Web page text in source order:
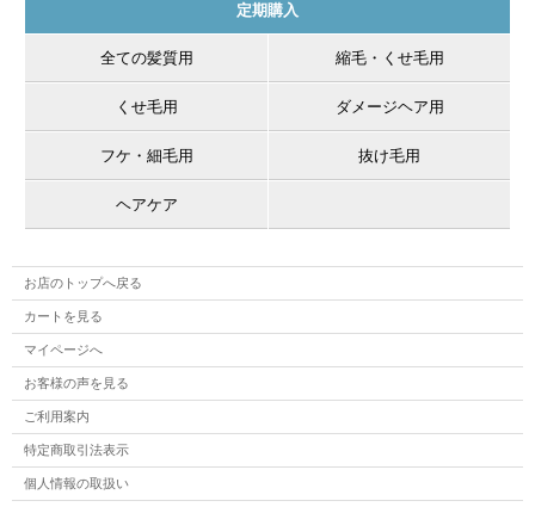
定期購入
全ての髪質用 縮毛・くせ毛用
くせ毛用 ダメージヘア用
フケ・細毛用 抜け毛用
ヘアケア
お店のトップへ戻る
カートを見る
マイページへ
お客様の声を見る
ご利用案内
特定商取引法表示
個人情報の取扱い